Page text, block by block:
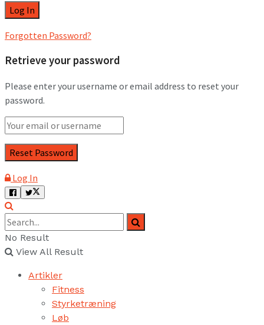
Forgotten Password?
Retrieve your password
Please enter your username or email address to reset your
password.
Log In
No Result
View All Result
Artikler
Fitness
Styrketræning
Løb